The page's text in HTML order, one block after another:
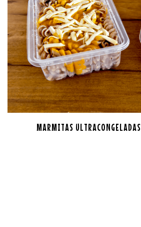
MARMITAS ULTRACONGELADAS